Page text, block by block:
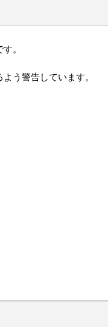
。
う警告しています。